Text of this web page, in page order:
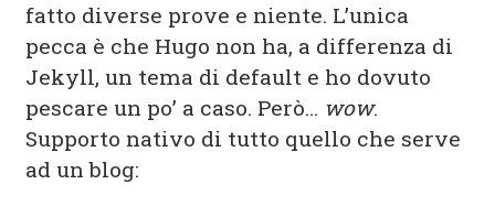
fatto diverse prove e niente. L’unica
pecca è che Hugo non ha, a differenza di
Jekyll, un tema di default e ho dovuto
pescare un po’ a caso. Però… wow.
Supporto nativo di tutto quello che serve
ad un blog: